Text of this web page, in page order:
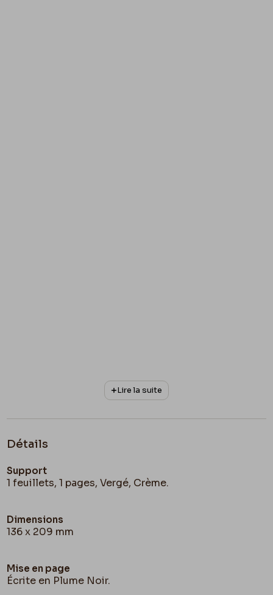
Lire la suite
Détails
Support
1 feuillets, 1 pages, Vergé, Crème.
Dimensions
136 x 209 mm
Mise en page
Écrite en Plume Noir.